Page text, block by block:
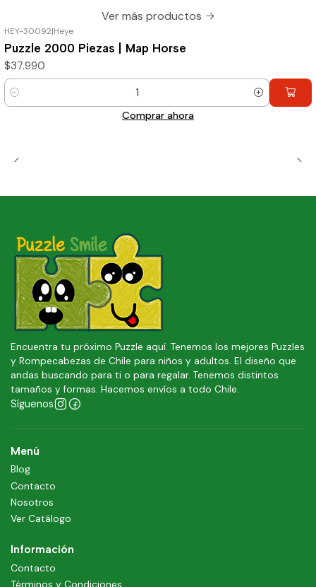
Ver más productos
HEY-30092|Heye
Puzzle 2000 Piezas | Map Horse
$37.990
Cantidad
Comprar ahora
Encuentra tu próximo Puzzle aquí. Tenemos los mejores Puzzles
y Rompecabezas de Chile para niños y adultos. El diseño que
andas buscando para ti o para regalar. Tenemos distintos
tamaños y formas. Hacemos envíos a todo Chile.
Síguenos
Menú
Blog
Contacto
Nosotros
Ver Catálogo
Información
Contacto
Términos y Condiciones